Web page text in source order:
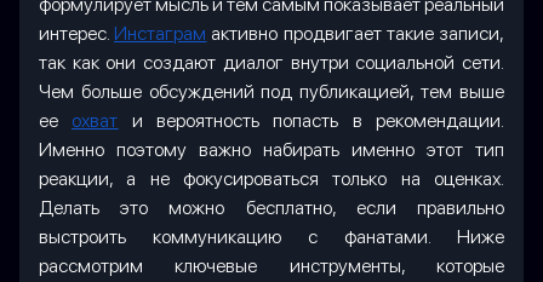
интерес. Инстаграм активно продвигает такие записи,
так как они создают диалог внутри социальной сети.
Чем больше обсуждений под публикацией, тем выше
ее
охват
и вероятность попасть в рекомендации.
Именно поэтому важно набирать именно этот тип
реакции, а не фокусироваться только на оценках.
Делать это можно бесплатно, если правильно
выстроить коммуникацию с фанатами. Ниже
рассмотрим ключевые инструменты, которые